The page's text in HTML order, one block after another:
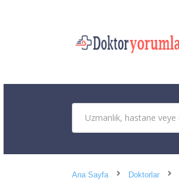
Ana Sayfa Doktorlar